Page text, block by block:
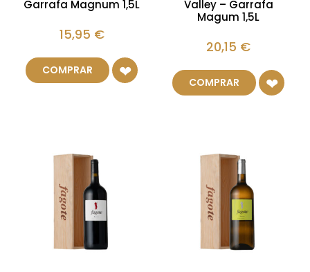
Garrafa Magnum 1,5L
15,95 €
COMPRAR
Valley – Garrafa
Magum 1,5L
20,15 €
COMPRAR